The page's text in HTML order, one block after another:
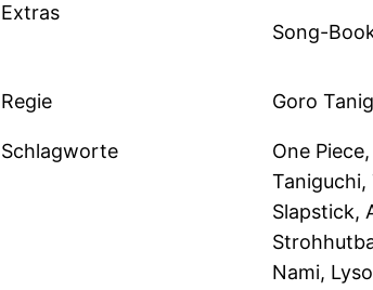
Extras
Song-
Regie Goro
Schlagworte
One
Taniguchi,
Slapstick,
Nami,